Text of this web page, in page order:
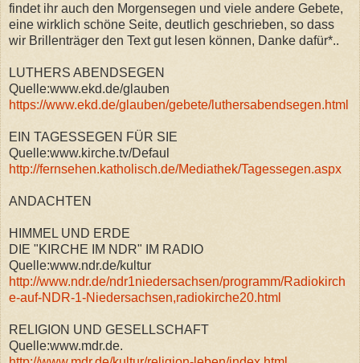
findet ihr auch den Morgensegen und viele andere Gebete,
eine wirklich schöne Seite, deutlich geschrieben, so dass
wir Brillenträger den Text gut lesen können, Danke dafür*..
LUTHERS ABENDSEGEN
Quelle:www.ekd.de/glauben
https://www.ekd.de/glauben/gebete/luthersabendsegen.html
EIN TAGESSEGEN FÜR SIE
Quelle:www.kirche.tv/Defaul
http://fernsehen.katholisch.de/Mediathek/Tagessegen.aspx
ANDACHTEN
HIMMEL UND ERDE
DIE "KIRCHE IM NDR" IM RADIO
Quelle:www.ndr.de/kultur
http://www.ndr.de/ndr1niedersachsen/programm/Radiokirch
e-auf-NDR-1-Niedersachsen,radiokirche20.html
RELIGION UND GESELLSCHAFT
Quelle:www.mdr.de.